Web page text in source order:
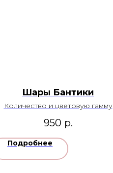
Шары Бантики
Количество и цветовую гамму
950 р.
Подробнее